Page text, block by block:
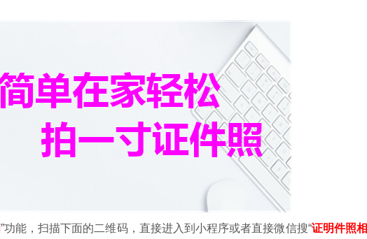
”功能，扫描下面的二维码，直接进入到小程序或者直接微信搜“证明件照相